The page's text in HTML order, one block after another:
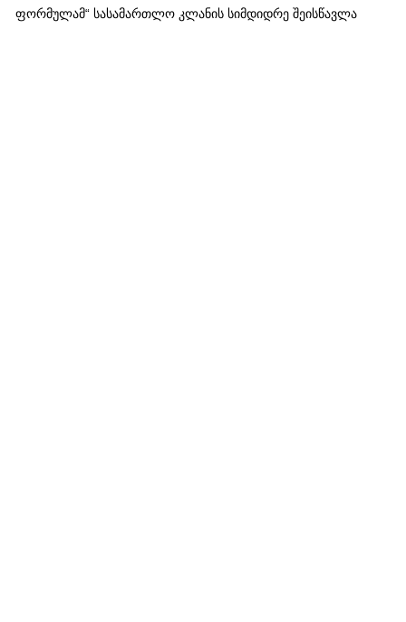
ფორმულამ“ სასამართლო კლანის სიმდიდრე შეისწავლა